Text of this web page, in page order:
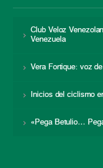
Club Veloz
Venezuela
Vera Fortique: voz
Inicios del ciclismo
«Pega Betulio…